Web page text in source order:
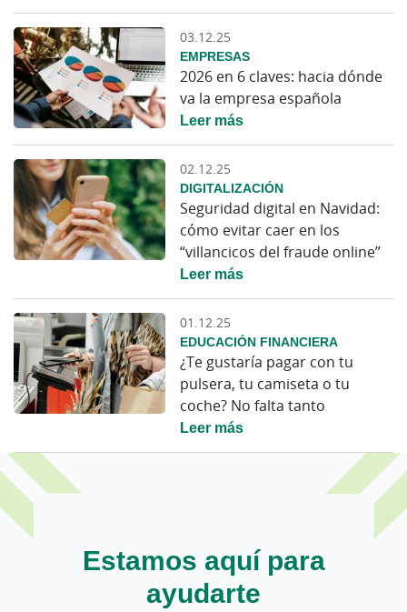
03.12.25
EMPRESAS
2026 en 6 claves: hacia dónde
va la empresa española
Leer más
02.12.25
DIGITALIZACIÓN
Seguridad digital en Navidad:
cómo evitar caer en los
“villancicos del fraude online”
Leer más
01.12.25
EDUCACIÓN FINANCIERA
¿Te gustaría pagar con tu
pulsera, tu camiseta o tu
coche? No falta tanto
Leer más
Estamos aquí para
ayudarte